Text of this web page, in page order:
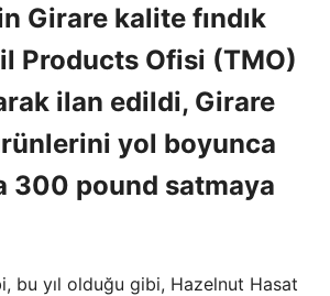
Girare kalite fındık
Products Ofisi (TMO)
ilan edildi, Girare
yol boyunca
300 pound satmaya
bu yıl olduğu gibi, Hazelnut Hasat